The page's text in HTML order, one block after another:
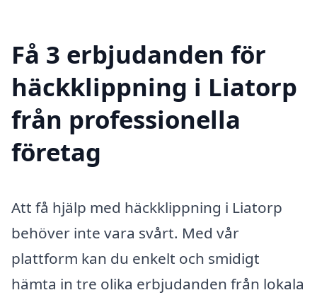
Få 3 erbjudanden för
häckklippning i Liatorp
från professionella
företag
Att få hjälp med häckklippning i Liatorp
behöver inte vara svårt. Med vår
plattform kan du enkelt och smidigt
hämta in tre olika erbjudanden från lokala